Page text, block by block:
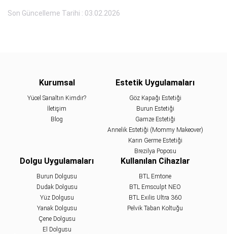
Son Güncelleme Tarihi : 03.02.2026
Kurumsal
Yücel Sarıaltın Kimdir?
İletişim
Blog
Estetik Uygulamaları
Göz Kapağı Estetiği
Burun Estetiği
Gamze Estetiği
Annelik Estetiği (Mommy Makeover)
Karın Germe Estetiği
Brezilya Poposu
Dolgu Uygulamaları
Burun Dolgusu
Dudak Dolgusu
Yüz Dolgusu
Yanak Dolgusu
Çene Dolgusu
El Dolgusu
Kullanılan Cihazlar
BTL Emtone
BTL Emsculpt NEO
BTL Exilis Ultra 360
Pelvik Taban Koltuğu